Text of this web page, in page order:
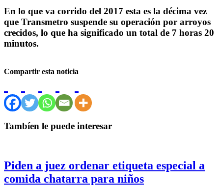
En lo que va corrido del 2017 esta es la décima vez
que Transmetro suspende su operación por arroyos
crecidos, lo que ha significado un total de 7 horas 20
minutos.
Compartir esta noticia
Tambíen le puede interesar
Piden a juez ordenar etiqueta especial a
comida chatarra para niños